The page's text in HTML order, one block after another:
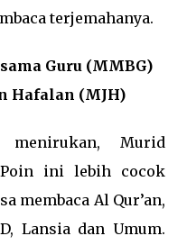
terjemahanya.
Guru (MMBG)
Hafalan (MJH)
menirukan, Murid
ini lebih cocok
membaca Al Qur’an,
Lansia dan Umum.